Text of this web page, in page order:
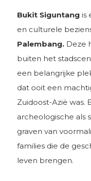
Bukit Siguntang is
en culturele
Palembang. Deze
buiten het
een belangrijke
dat ooit een
Zuidoost-Azië was.
archeologische als
graven van
families die de
leven brengen.